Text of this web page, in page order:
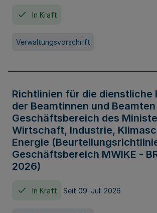
In Kraft
Verwaltungsvorschrift
Richtlinien für die dienstliche
der Beamtinnen und
Geschäftsbereich des
Wirtschaft, Industrie,
Energie
Geschäftsbereich MWIKE -
2026)
In Kraft Seit 09. Juli 2026